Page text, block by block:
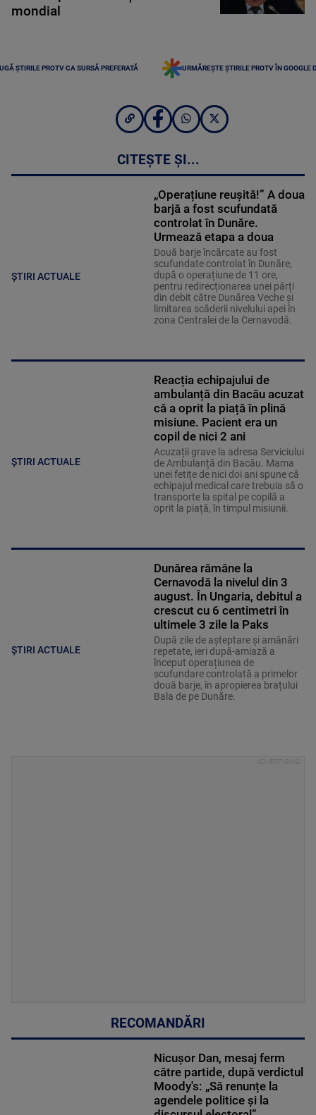
mondial
ȘTIRILE PROTV CA SURSĂ PREFERATĂ URMĂREȘTE ȘTIRILE PROTV ÎN GOOGLE
CITEȘTE ȘI...
ȘTIRI ACTUALE
„Operațiune reușită!” A doua
barjă a fost scufundată
controlat în Dunăre.
Urmează etapa a doua
Două barje încărcate au fost
scufundate controlat în Dunăre,
după o operațiune de 11 ore,
pentru redirecționarea unei părți
din debit către Dunărea Veche și
limitarea scăderii nivelului apei în
zona Centralei de la Cernavodă.
ȘTIRI ACTUALE
Reacția echipajului de
ambulanță din Bacău acuzat
că a oprit la piață în plină
misiune. Pacient era un
copil de nici 2 ani
Acuzații grave la adresa Serviciului
de Ambulanță din Bacău. Mama
unei fetițe de nici doi ani spune că
echipajul medical care trebuia să o
transporte la spital pe copilă a
oprit la piață, în timpul misiunii.
ȘTIRI ACTUALE
Dunărea rămâne la
Cernavodă la nivelul din 3
august. În Ungaria, debitul a
crescut cu 6 centimetri în
ultimele 3 zile la Paks
După zile de așteptare și amânări
repetate, ieri după-amiază a
început operațiunea de
scufundare controlată a primelor
două barje, în apropierea brațului
Bala de pe Dunăre.
RECOMANDĂRI
Nicușor Dan, mesaj ferm
către partide, după verdictul
Moody's: „Să renunțe la
agendele politice şi la